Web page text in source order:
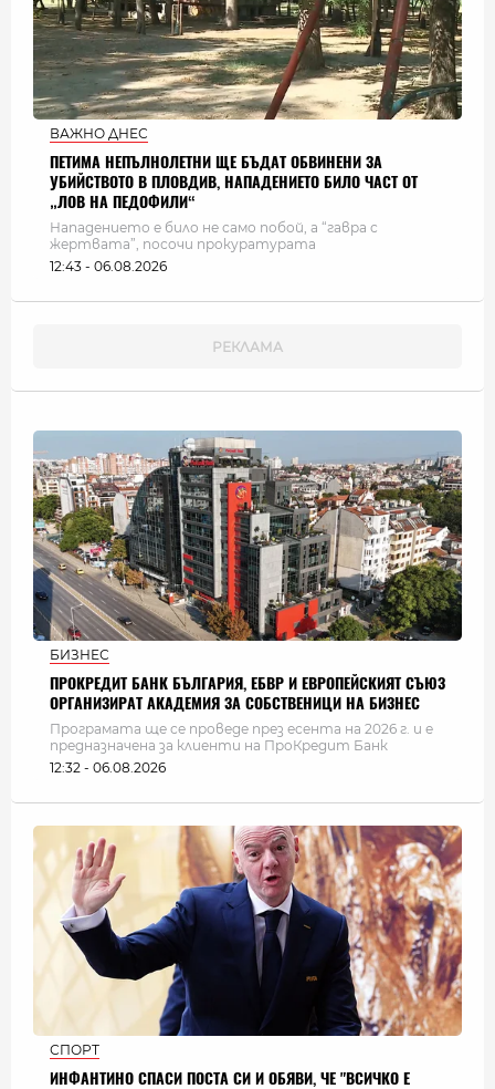
ВАЖНО ДНЕС
ПЕТИМА НЕПЪЛНОЛЕТНИ ЩЕ БЪДАТ ОБВИНЕНИ ЗА
УБИЙСТВОТО В ПЛОВДИВ, НАПАДЕНИЕТО БИЛО ЧАСТ ОТ
„ЛОВ НА ПЕДОФИЛИ“
Нападението е било не само побой, а “гавра с
жертвата”, посочи прокуратурата
12:43 - 06.08.2026
БИЗНЕС
ПРОКРЕДИТ БАНК БЪЛГАРИЯ, ЕБВР И ЕВРОПЕЙСКИЯТ СЪЮЗ
ОРГАНИЗИРАТ АКАДЕМИЯ ЗА СОБСТВЕНИЦИ НА БИЗНЕС
Програмата ще се проведе през есента на 2026 г. и е
предназначена за клиенти на ПроКредит Банк
12:32 - 06.08.2026
СПОРТ
ИНФАНТИНО СПАСИ ПОСТА СИ И ОБЯВИ, ЧЕ "ВСИЧКО Е